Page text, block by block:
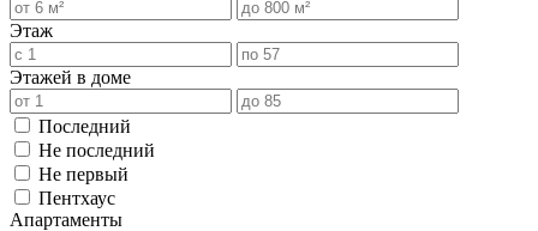
Этаж
Этажей в доме
Последний
Не последний
Не первый
Пентхаус
Апартаменты